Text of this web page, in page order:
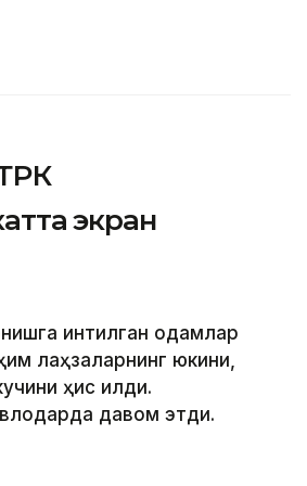
экран
интилган одамлар
лаҳзаларнинг юкини,
ҳис қилди.
давом этди.